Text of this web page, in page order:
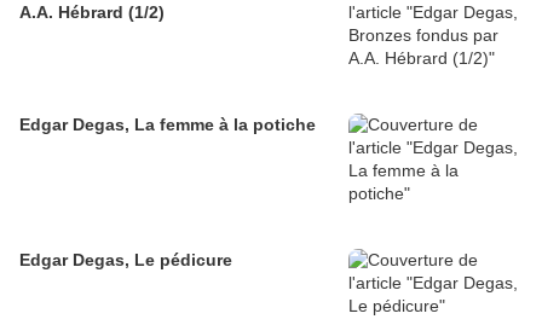
A.A. Hébrard (1/2)
Edgar Degas, La femme à la potiche
Edgar Degas, Le pédicure